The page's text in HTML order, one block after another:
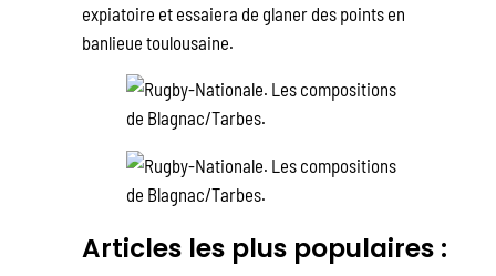
expiatoire et essaiera de glaner des points en
banlieue toulousaine.
Articles les plus populaires :